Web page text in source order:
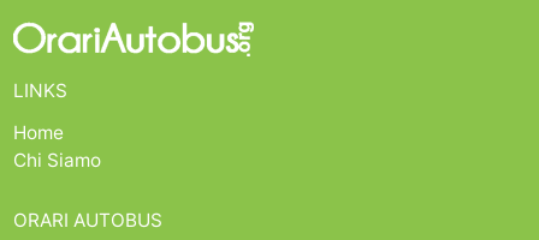
LINKS
Home
Chi Siamo
ORARI AUTOBUS